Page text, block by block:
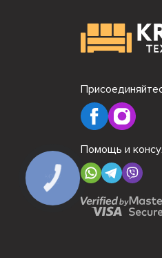
Помощь и
КНОПКА
СВЯЗИ